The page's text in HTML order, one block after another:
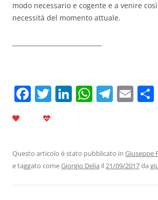
modo necessario e cogente e a venire
necessità del momento attuale.
F
b
o
T Li
dI
n
W
A
p
T
a
m
E
Questo articolo è stato pubblicato in Giuseppe
e taggato comeGiorgio Delia il21/09/2017da